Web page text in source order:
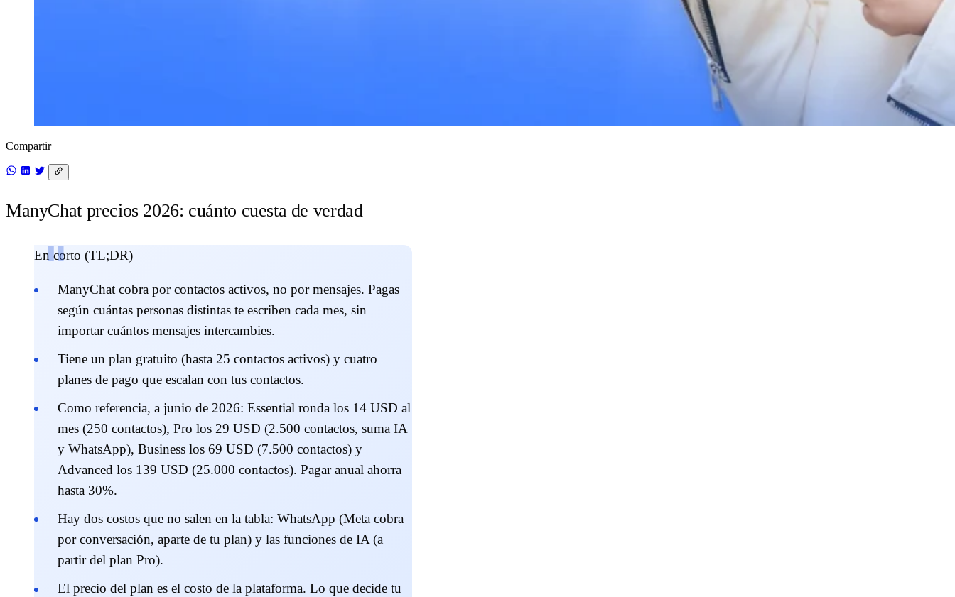
Compartir
ManyChat precios 2026: cuánto cuesta de verdad
En corto (TL;DR)
ManyChat cobra por contactos activos, no por mensajes. Pagas
según cuántas personas distintas te escriben cada mes, sin
importar cuántos mensajes intercambies.
Tiene un plan gratuito (hasta 25 contactos activos) y cuatro
planes de pago que escalan con tus contactos.
Como referencia, a junio de 2026: Essential ronda los 14 USD al
mes (250 contactos), Pro los 29 USD (2.500 contactos, suma IA
y WhatsApp), Business los 69 USD (7.500 contactos) y
Advanced los 139 USD (25.000 contactos). Pagar anual ahorra
hasta 30%.
Hay dos costos que no salen en la tabla: WhatsApp (Meta cobra
por conversación, aparte de tu plan) y las funciones de IA (a
partir del plan Pro).
El precio del plan es el costo de la plataforma. Lo que decide tu